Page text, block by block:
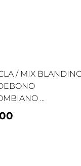
/ MIX BLANDING
...